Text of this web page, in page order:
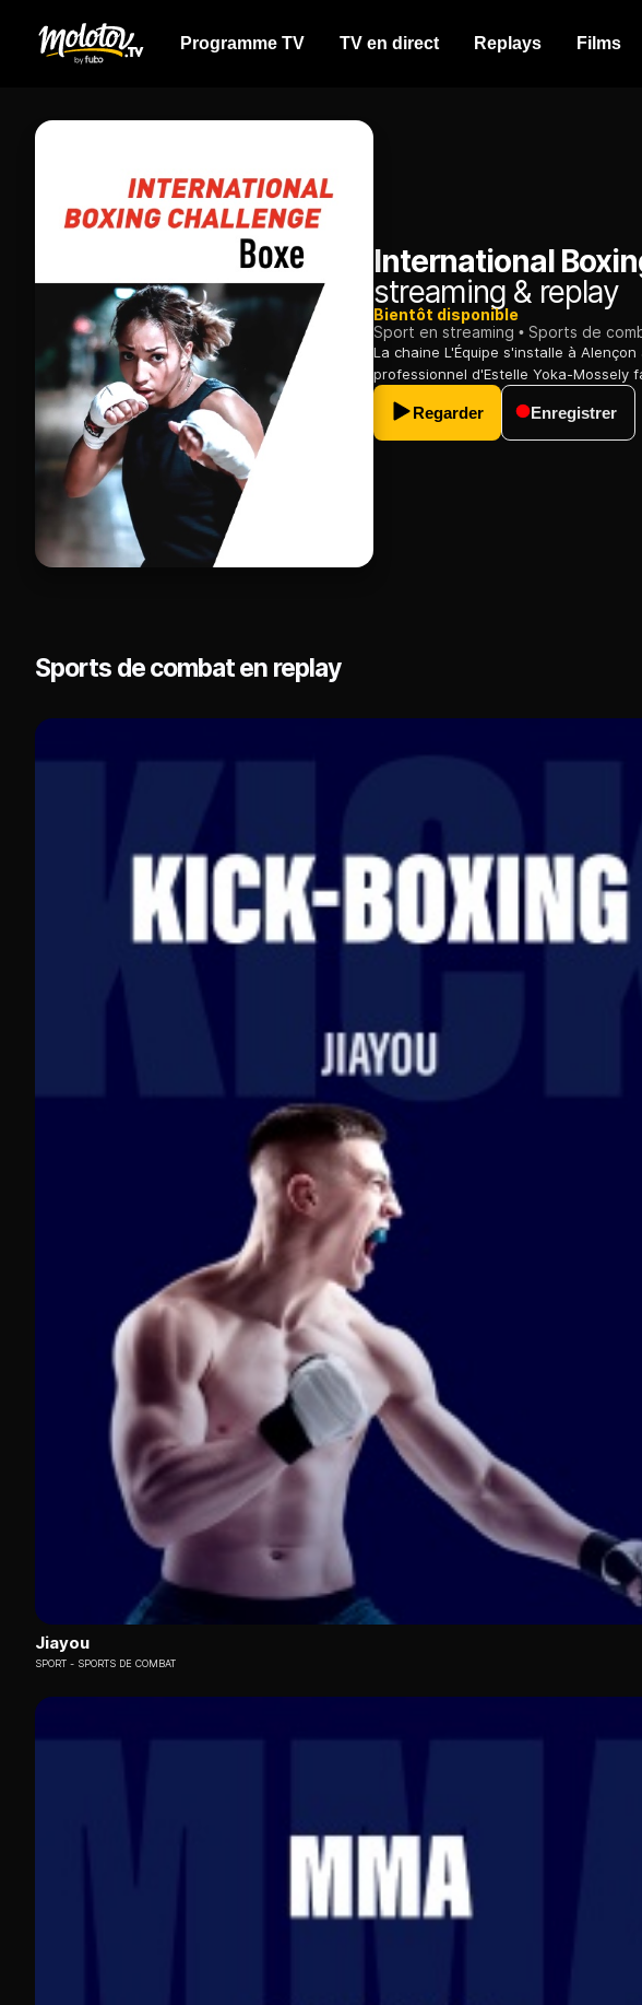
Programme TV TV en direct Replays Films
International
streaming & replay
Bientôt disponible
Sport en streaming
Sports de
La chaine L'Équipe s'installe à
professionnel d'Estelle Yoka-Mossely
Regarder Enregistrer
Sports de combat en replay
Jiayou
SPORT SPORTS DE COMBAT